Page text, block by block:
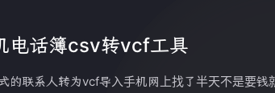
电话簿csv转vcf工具
的联系人转为vcf导入手机网上找了半天不是要钱